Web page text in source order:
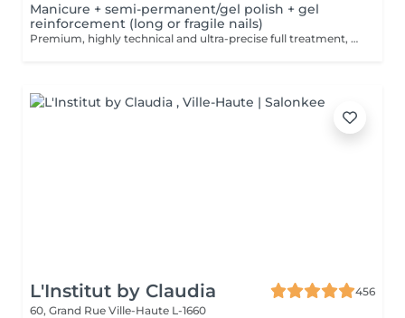
Manicure + semi-permanent/gel polish + gel
reinforcement (long or fragile nails)
Premium, highly technical and ultra-precise full treatment, performed mainly with an e-file to achieve a perfectly clean nail contour and apply the polish as close as possible, even slightly under the cuticle. This technique helps visually delay the regrowth by around 10 days. Visual result: -Extremely well-groomed nails, clean contours, flawless shape -Instagram / photo studio effect: neat, precise, with no visible dry skin We also include a gel reinforcement, recommended for long or fragile or broken nails. A perfect solution for flawless and long-lasting nails: -The average durability is 4 weeks!! Service content -> 95€ : -Removal of old semi-permanent and/or gel polish (if needed, already include in this price/service) -Very meticulous preparation of the nail plate -Removal of dead skin -Shape and file nails -Gentle cuticle care -Correction of the nail shape -Gel reinforcement -Application of semi-permanent nail polish -Application of cuticle oil and hand cream Optional : -Price per nail extension on up to 5 nails (if so please book "WITH simple design") +3€/nail -Price per nail for nail art on up to 5 nails (if so please book "WITH simple design") +3€/nail -Price for simple design (French, Chrome, Baby Boomer, Cat Eyes, Stickers, Foil) 6-10 nails -> +20€ -Price for complex design (3D, Hand drawings, Stamping, French with Chrome, Baby Boomer with Chrome, French with Cat Eyes) 6-10 nails -> +30€
L'Institut by Claudia
456
60, Grand Rue Ville-Haute L-1660